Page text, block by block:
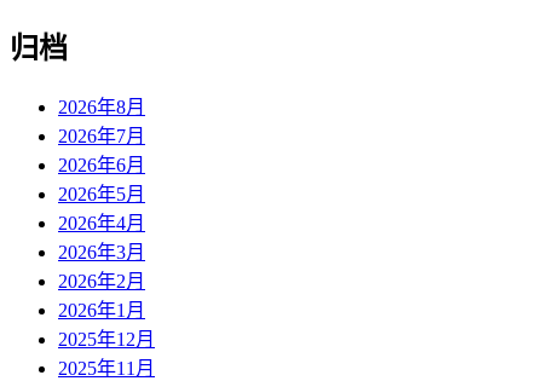
归档
2026年8月
2026年7月
2026年6月
2026年5月
2026年4月
2026年3月
2026年2月
2026年1月
2025年12月
2025年11月